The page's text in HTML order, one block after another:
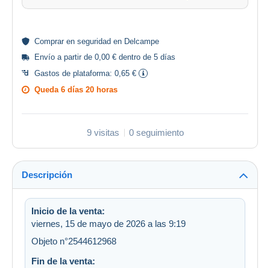
Comprar en seguridad en Delcampe
Envío a partir de 0,00 € dentro de 5 días
Gastos de plataforma: 0,65 €
Queda 6 días 20 horas
9 visitas 0 seguimiento
Descripción
Inicio de la venta:
viernes, 15 de mayo de 2026 a las 9:19
Objeto n°2544612968
Fin de la venta: